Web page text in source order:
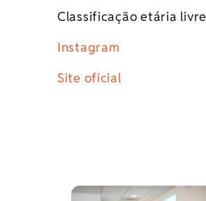
Classificação etária livre
Instagram
Site oficial